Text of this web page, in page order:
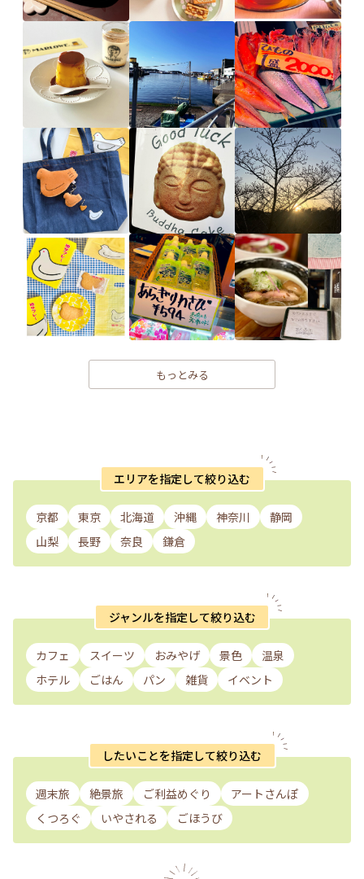
もっとみる
エリアを指定して絞り込む
京都 東京 北海道 沖縄 神奈川
静岡
山梨
長野 奈良 鎌倉
ジャンルを指定して絞り込む
カフェ スイーツ おみやげ 景色
温泉
ホテル
ごはん パン 雑貨 イベント
したいことを指定して絞り込む
週末旅 絶景旅 ご利益めぐり
アートさんぽ
くつろぐ
いやされる ごほうび